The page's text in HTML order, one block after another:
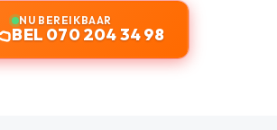
NU BEREIKBAAR
BEL 070 204 34 98